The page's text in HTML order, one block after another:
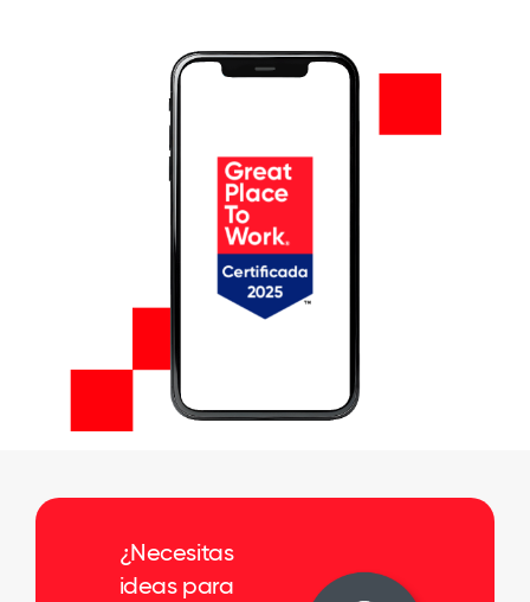
¿Necesitas
ideas para